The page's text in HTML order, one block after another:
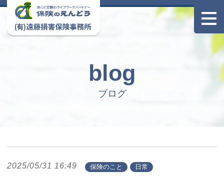
blog
ブログ
2025/05/31 16:49 保険のこと 日常